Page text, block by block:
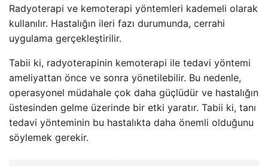
Radyoterapi ve kemoterapi yöntemleri kademeli olarak
kullanılır. Hastalığın ileri fazı durumunda, cerrahi
uygulama gerçekleştirilir.
Tabii ki, radyoterapinin kemoterapi ile tedavi yöntemi
ameliyattan önce ve sonra yönetilebilir. Bu nedenle,
operasyonel müdahale çok daha güçlüdür ve hastalığın
üstesinden gelme üzerinde bir etki yaratır. Tabii ki, tanı
tedavi yönteminin bu hastalıkta daha önemli olduğunu
söylemek gerekir.